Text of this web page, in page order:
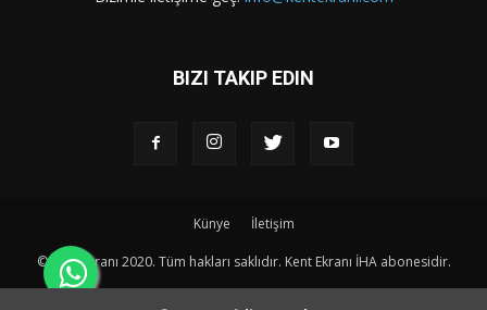
BIZI TAKIP EDIN
Künye İletişim
© Kent Ekranı 2020. Tüm hakları saklıdır. Kent Ekranı İHA abonesidir.